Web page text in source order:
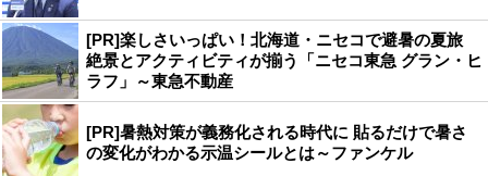
[PR]楽しさいっぱい！北海道・ニセコで避暑の夏旅
絶景とアクティビティが揃う「ニセコ東急 グラン・ヒ
ラフ」～東急不動産
[PR]暑熱対策が義務化される時代に 貼るだけで暑さ
の変化がわかる示温シールとは～ファンケル